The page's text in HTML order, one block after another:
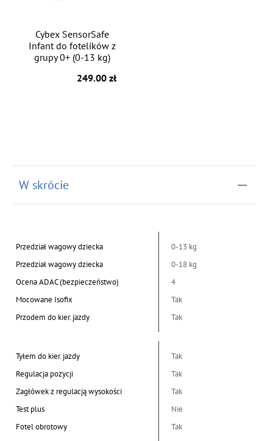
Cybex SensorSafe
Infant do fotelików z
grupy 0+ (0-13 kg)
249.00 zł
W skrócie
Przedział wagowy dziecka
0-13 kg
Przedział wagowy dziecka
0-18 kg
Ocena ADAC (bezpieczeństwo)
4
Mocowane Isofix
Tak
Przodem do kier. jazdy
Tak
Tyłem do kier. jazdy
Tak
Regulacja pozycji
Tak
Zagłówek z regulacją wysokości
Tak
Test plus
Nie
Fotel obrotowy
Tak